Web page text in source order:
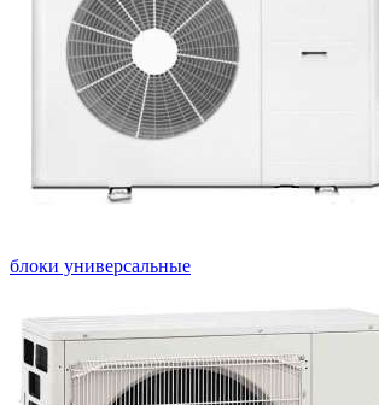
блоки универсальные